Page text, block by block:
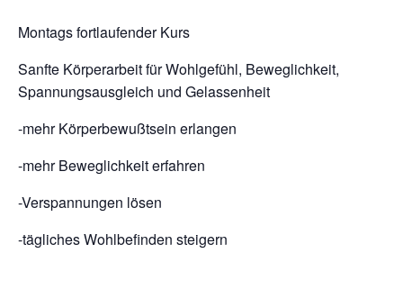
Montags fortlaufender Kurs
Sanfte Körperarbeit für Wohlgefühl, Beweglichkeit,
Spannungsausgleich und Gelassenheit
-mehr Körperbewußtsein erlangen
-mehr Beweglichkeit erfahren
-Verspannungen lösen
-tägliches Wohlbefinden steigern